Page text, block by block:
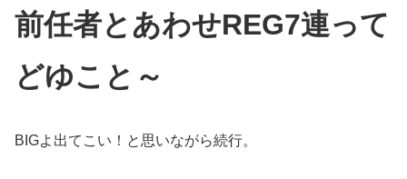
前任者とあわせREG7連って
どゆこと～
BIGよ出てこい！と思いながら続行。